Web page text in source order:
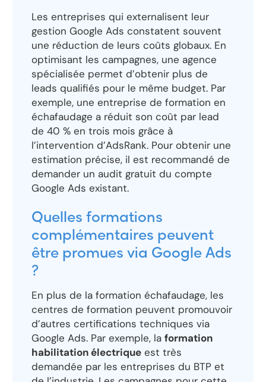
Les entreprises qui externalisent leur
gestion Google Ads constatent souvent
une réduction de leurs coûts globaux. En
optimisant les campagnes, une agence
spécialisée permet d’obtenir plus de
leads qualifiés pour le même budget. Par
exemple, une entreprise de formation en
échafaudage a réduit son coût par lead
de 40 % en trois mois grâce à
l’intervention d’AdsRank. Pour obtenir une
estimation précise, il est recommandé de
demander un audit gratuit du compte
Google Ads existant.
Quelles formations
complémentaires peuvent
être promues via Google Ads
?
En plus de la formation échafaudage, les
centres de formation peuvent promouvoir
d’autres certifications techniques via
Google Ads. Par exemple, laformation
habilitation électrique est très
demandée par les entreprises du BTP et